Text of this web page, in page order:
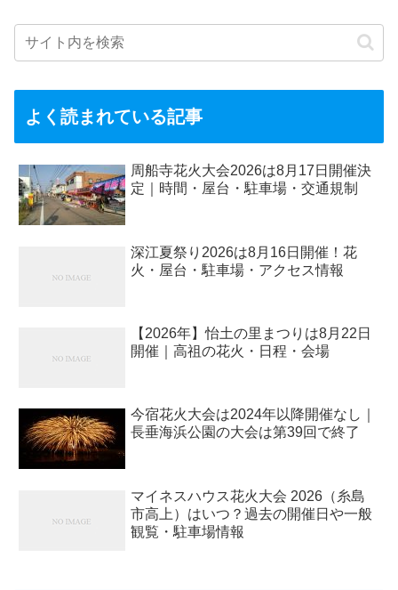
よく読まれている記事
周船寺花火大会2026は8月17日開催決
定｜時間・屋台・駐車場・交通規制
深江夏祭り2026は8月16日開催！花
火・屋台・駐車場・アクセス情報
【2026年】怡土の里まつりは8月22日
開催｜高祖の花火・日程・会場
今宿花火大会は2024年以降開催なし｜
長垂海浜公園の大会は第39回で終了
マイネスハウス花火大会 2026（糸島
市高上）はいつ？過去の開催日や一般
観覧・駐車場情報